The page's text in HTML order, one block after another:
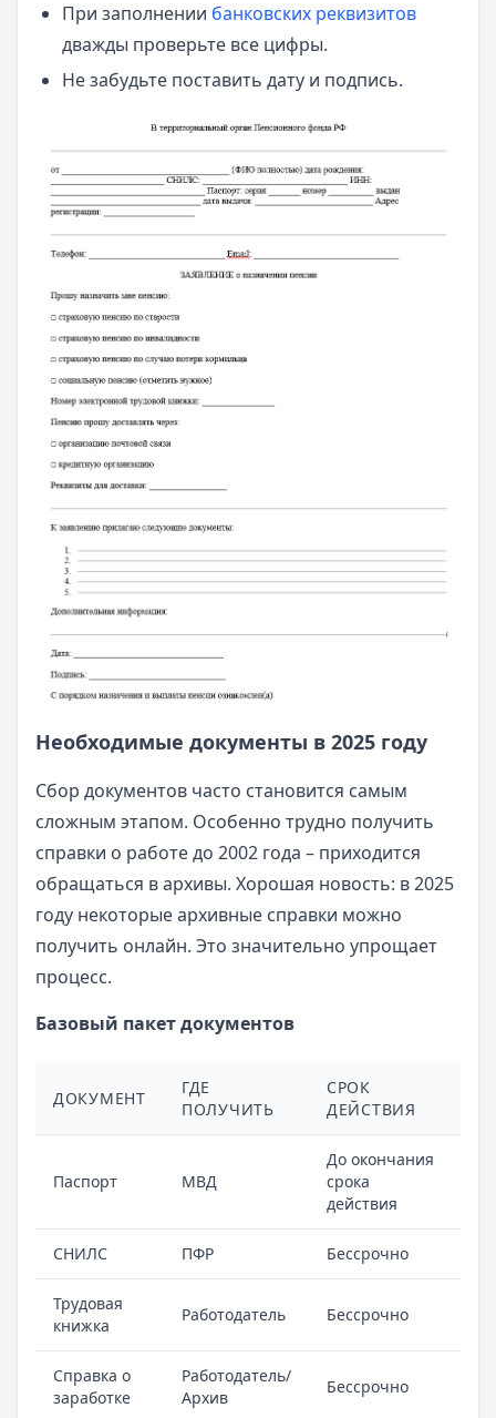
При заполнении банковских реквизитов
дважды проверьте все цифры.
Не забудьте поставить дату и подпись.
Необходимые документы в 2025 году
Сбор документов часто становится самым
сложным этапом. Особенно трудно получить
справки о работе до 2002 года – приходится
обращаться в архивы. Хорошая новость: в 2025
году некоторые архивные справки можно
получить онлайн. Это значительно упрощает
процесс.
Базовый пакет документов
ДОКУМЕНТ
ГДЕ
ПОЛУЧИТЬ
СРОК
ДЕЙСТВИЯ
Паспорт МВД
До окончания
срока
действия
СНИЛС ПФР Бессрочно
Трудовая
книжка
Работодатель Бессрочно
Справка о
заработке
Работодатель/
Архив
Бессрочно